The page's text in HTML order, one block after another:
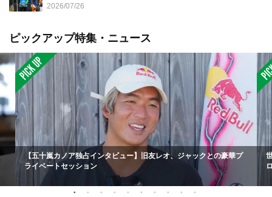
2026/07/26
ピックアップ特集・ニュース
【五十嵐カノア独占インタビュー】旧友レオ、ジャックとの豪華プ
ライベートセッション